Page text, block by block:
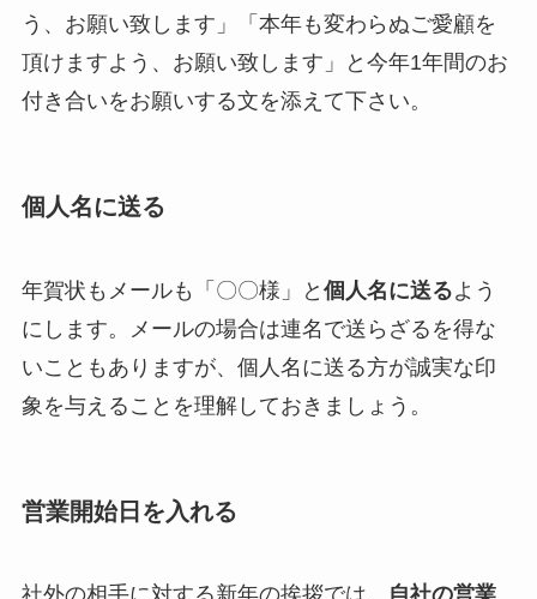
う、お願い致します」「本年も変わらぬご愛顧を
頂けますよう、お願い致します」と今年1年間のお
付き合いをお願いする文を添えて下さい。
個人名に送る
年賀状もメールも「〇〇様」と 個人名に送るよう
にします。メールの場合は連名で送らざるを得な
いこともありますが、個人名に送る方が誠実な印
象を与えることを理解しておきましょう。
営業開始日を入れる